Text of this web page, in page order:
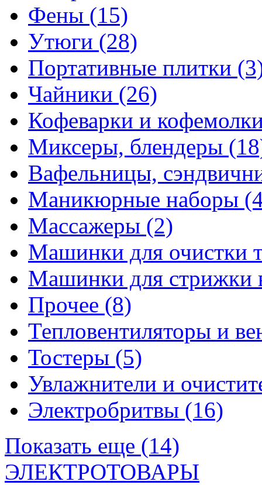
Фены (15)
Утюги (28)
Портативные плитки
Чайники (26)
Кофеварки и
Миксеры, блендеры
Вафельницы,
Маникюрные наборы
Массажеры (2)
Машинки для очистки
Машинки для стрижки
Прочее (8)
Тепловентиляторы и
Тостеры (5)
Увлажнители и
Электробритвы (16)
Показать еще (14)
ЭЛЕКТРОТОВАРЫ